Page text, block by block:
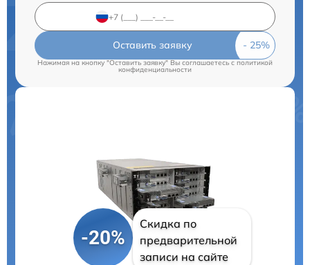
Оставить заявку
Нажимая на кнопку "Оставить заявку" Вы соглашаетесь c политикой
конфиденциальности
-20%
Скидка по
предварительной
записи на сайте